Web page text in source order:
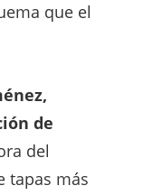
que el
de
del
tapas más